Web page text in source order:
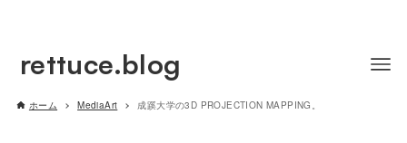
rettuce.blog
ホーム MediaArt 成蹊大学の3D PROJECTION MAPPING。